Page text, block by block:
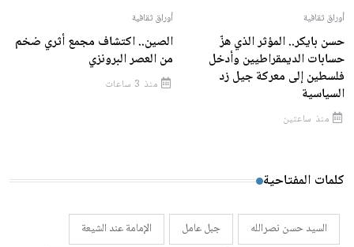
أوراق ثقافية
حسن بايكر.. المؤثر الذي هزّ
حسابات الديمقراطيين وأدخل
فلسطين إلى معركة جيل زد
السياسية
منذ ساعتين
أوراق ثقافية
الصين.. اكتشاف مجمع أثري ضخم
من العصر البرونزي
منذ 3 ساعات
كلمات المفتاحية
السيد حسن نصرالله جبل عامل
الإمامة عند الشيعة